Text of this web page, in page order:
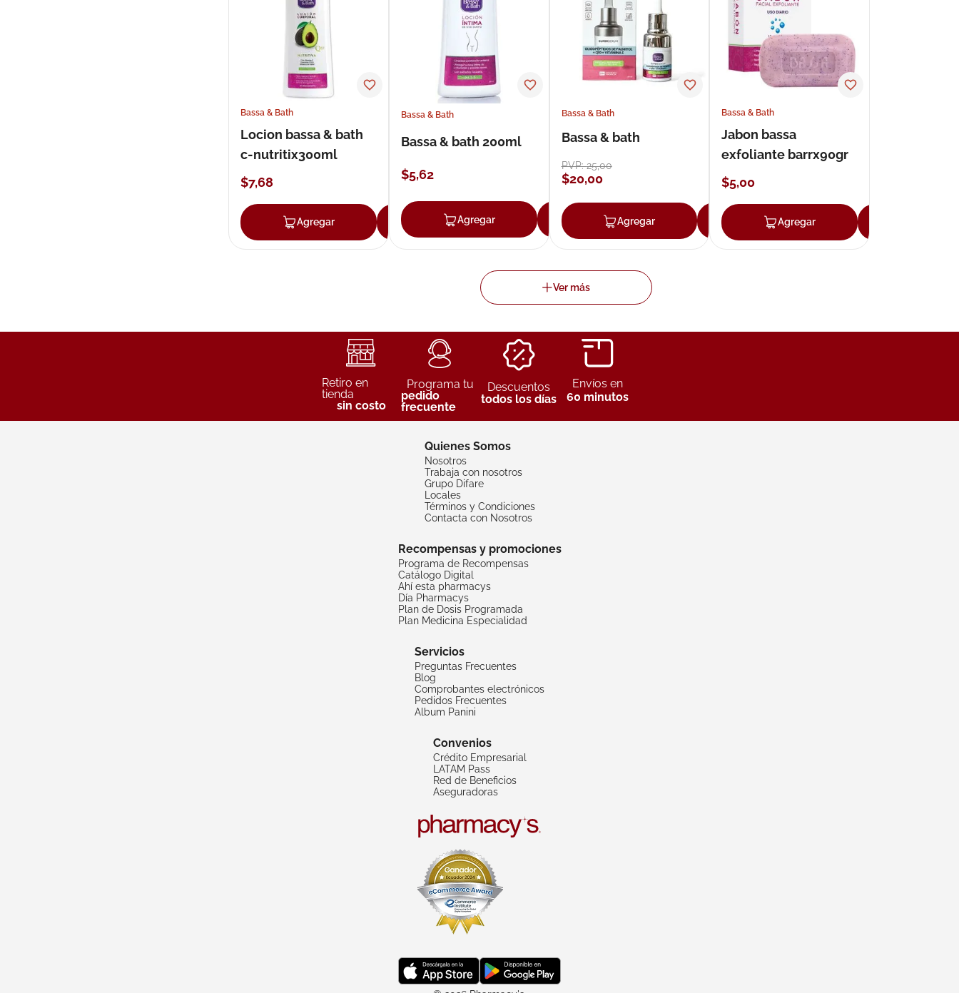
Bassa & Bath
Locion bassa & bath
c-nutritix300ml
$7,68
Agregar Agregar
Bassa & Bath
Bassa & bath 200ml
$5,62
Agregar Agregar
Bassa & Bath
Bassa & bath
PVP:25,00
$20,00
Agregar Agregar
Bassa & Bath
Jabon bassa
exfoliante barrx90gr
$5,00
Agregar
Retiro en
tienda
sin costo
Programa tu
pedido
frecuente
Descuentos
todos los días
Envíos en
60 minutos
Quienes Somos
Nosotros
Trabaja con nosotros
Grupo Difare
Locales
Términos y Condiciones
Contacta con Nosotros
Recompensas y promociones
Programa de Recompensas
Catálogo Digital
Ahí esta pharmacys
Día Pharmacys
Plan de Dosis Programada
Plan Medicina Especialidad
Servicios
Preguntas Frecuentes
Blog
Comprobantes electrónicos
Pedidos Frecuentes
Album Panini
Convenios
Crédito Empresarial
LATAM Pass
Red de Beneficios
Aseguradoras